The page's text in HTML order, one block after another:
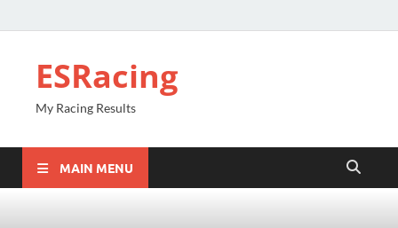
ESRacing
My Racing Results
MAIN MENU